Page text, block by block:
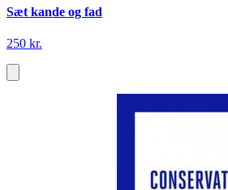
Sæt kande og fad
250 kr.